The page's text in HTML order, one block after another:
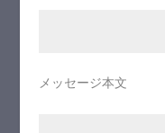
メッセージ本文